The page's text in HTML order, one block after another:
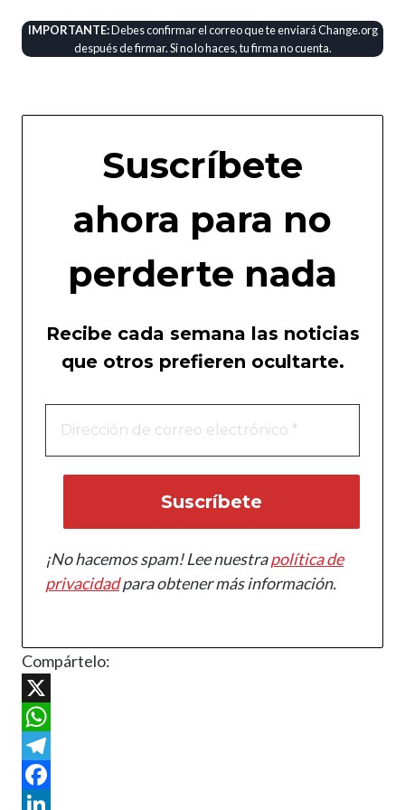
IMPORTANTE:Debes confirmar el correo que te enviará Change.org
después de firmar. Si no lo haces, tu firma no cuenta.
Suscríbete
ahora para no
perderte nada
Recibe cada semana las noticias
que otros prefieren ocultarte.
¡No hacemos spam! Lee nuestrapolítica de
privacidadpara obtener más información.
Compártelo:
X
W
h
a
T
eF